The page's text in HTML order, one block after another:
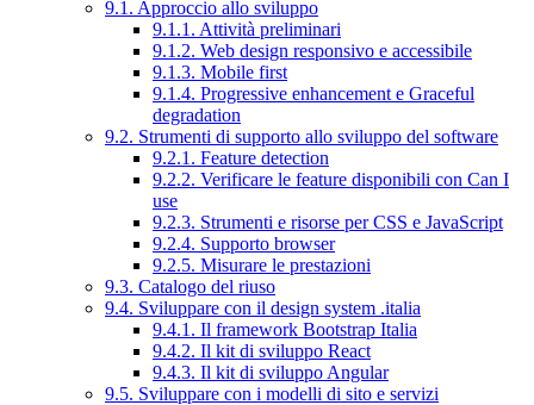
9.1. Approccio allo sviluppo
9.1.1. Attività preliminari
9.1.2. Web design responsivo e accessibile
9.1.3. Mobile first
9.1.4. Progressive enhancement e Graceful
degradation
9.2. Strumenti di supporto allo sviluppo del software
9.2.1. Feature detection
9.2.2. Verificare le feature disponibili con Can I
use
9.2.3. Strumenti e risorse per CSS e JavaScript
9.2.4. Supporto browser
9.2.5. Misurare le prestazioni
9.3. Catalogo del riuso
9.4. Sviluppare con il design system .italia
9.4.1. Il framework Bootstrap Italia
9.4.2. Il kit di sviluppo React
9.4.3. Il kit di sviluppo Angular
9.5. Sviluppare con i modelli di sito e servizi